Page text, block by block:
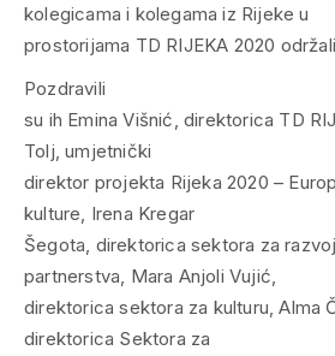
kolegicama i kolegama iz Rijeke u
prostorijama TD RIJEKA 2020
Pozdravili
su ih Emina Višnić, direktorica TD
Tolj, umjetnički
direktor projekta Rijeka 2020 –
kulture, Irena Kregar
Šegota, direktorica sektora za
partnerstva, Mara Anjoli Vujić,
direktorica sektora za kulturu, Alma
direktorica Sektora za